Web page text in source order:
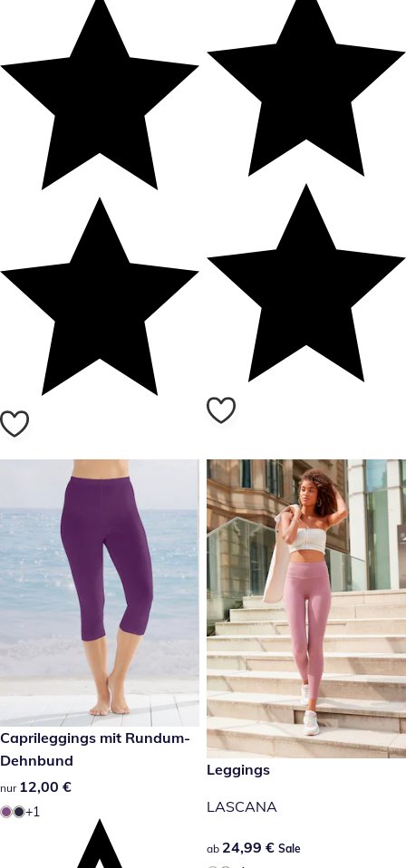
12,00 €
Caprileggings mit Rundum-
Dehnbund
12,00 €
nur 12,00 €
+1
24,99 €
Sale
Leggings
LASCANA
24,99 €
ab 24,99 € Sale